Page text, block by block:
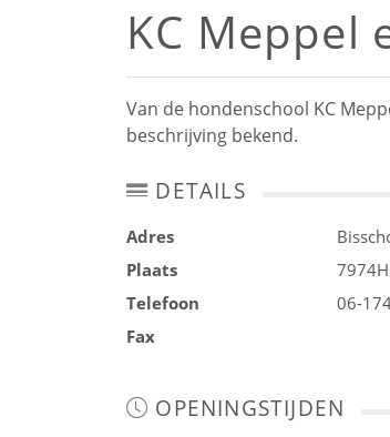
KC Meppel
Van de hondenschool KC
beschrijving bekend.
DETAILS
Adres
Plaats
Telefoon
06-
Fax
OPENINGSTIJDEN